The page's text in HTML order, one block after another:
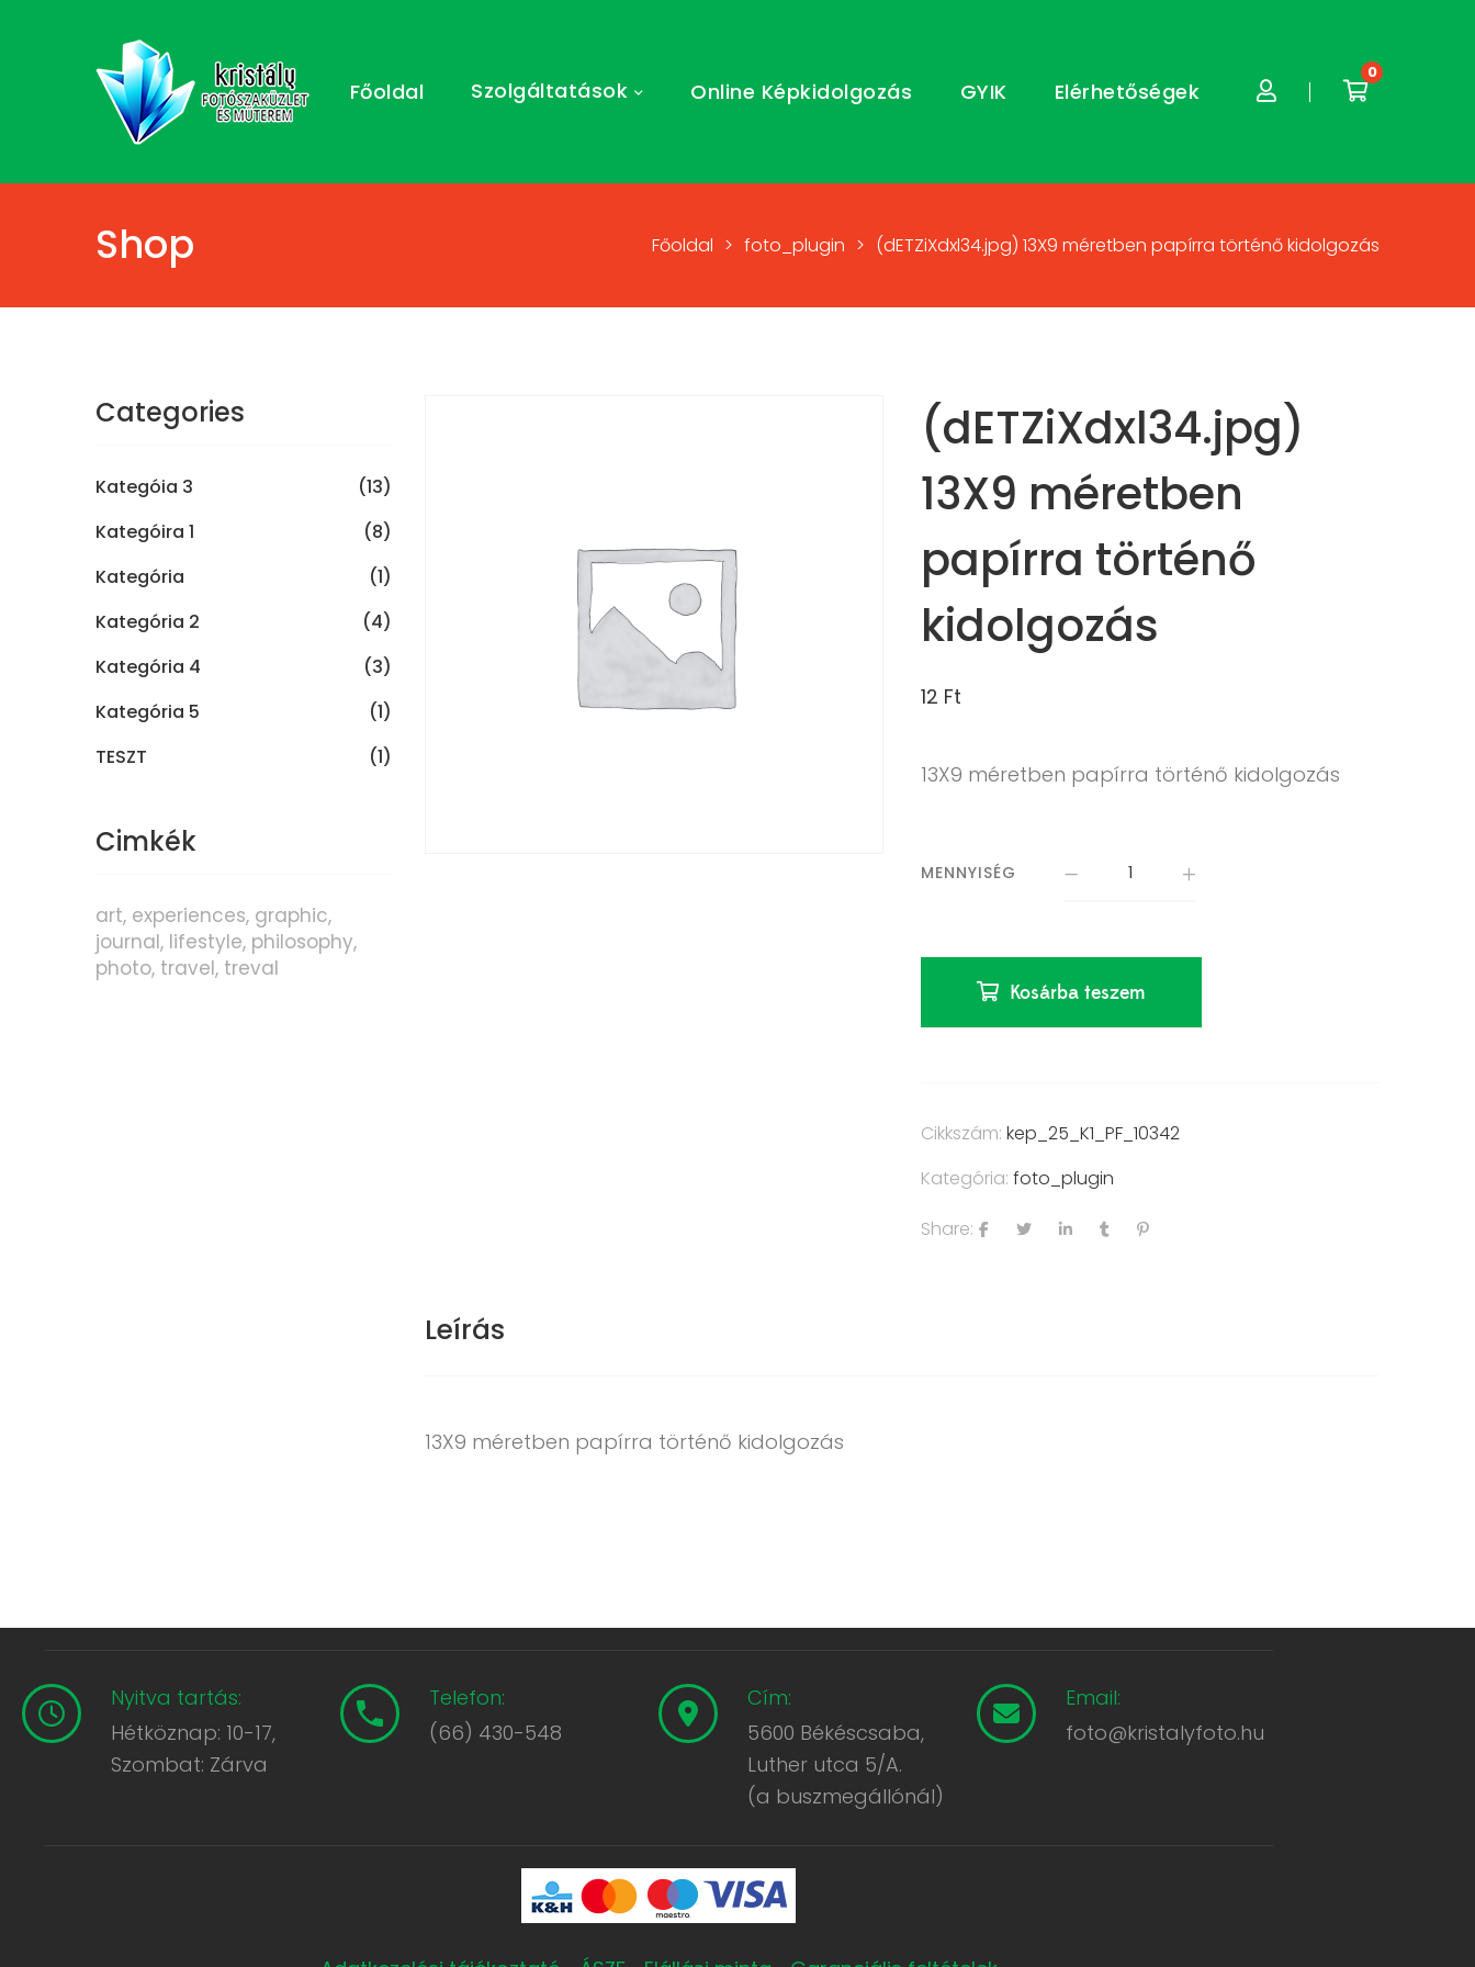
Főoldal Szolgáltatások Online Képkidolgozás GYIK Elérhetőségek
0
Shop Főoldal > foto_plugin > (dETZiXdxl34.jpg) 13X9 méretben papírra történő kidolgozás
(dETZiXdxl34.jpg)
13X9 méretben
papírra történő
kidolgozás
12 Ft
13X9 méretben papírra történő kidolgozás
MENNYISÉG
Kosárba teszem
Cikkszám:kep_25_K1_PF_10342
Kategória:foto_plugin
Share:
Leírás
13X9 méretben papírra történő kidolgozás
Categories
Kategóia 3
(13)
Kategóira 1
(8)
Kategória
(1)
Kategória 2
(4)
Kategória 4
(3)
Kategória 5
(1)
TESZT
(1)
Cimkék
art experiences graphic
journal lifestyle philosophy
photo travel treval
Nyitva tartás:
Hétköznap: 10-17,
Szombat: Zárva
Telefon:
(66) 430-548
Cím:
5600 Békéscsaba,
Luther utca 5/A.
(a buszmegállónál)
Email:
foto@kristalyfoto.hu